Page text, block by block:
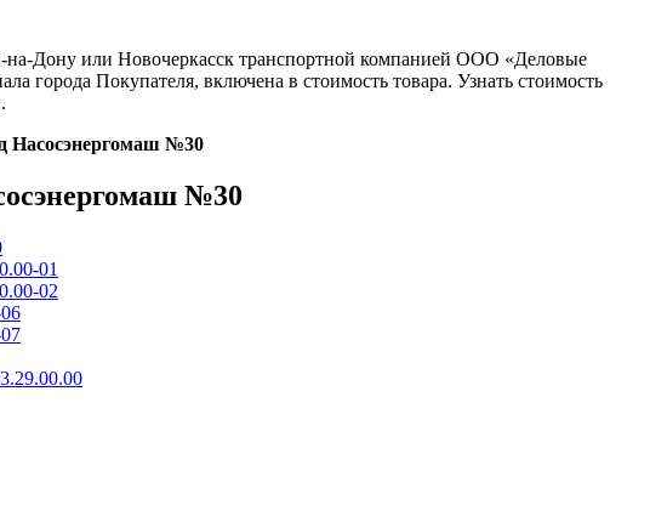
на-Дону или Новочеркасск транспортной компанией ООО «Деловые
города Покупателя, включена в стоимость товара. Узнать стоимость
Насосэнергомаш №30
№30
01
02